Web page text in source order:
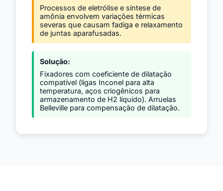
Processos de eletrólise e síntese de
amônia envolvem variações térmicas
severas que causam fadiga e relaxamento
de juntas aparafusadas.
Solução:
Fixadores com coeficiente de dilatação
compatível (ligas Inconel para alta
temperatura, aços criogênicos para
armazenamento de H2 líquido). Arruelas
Belleville para compensação de dilatação.